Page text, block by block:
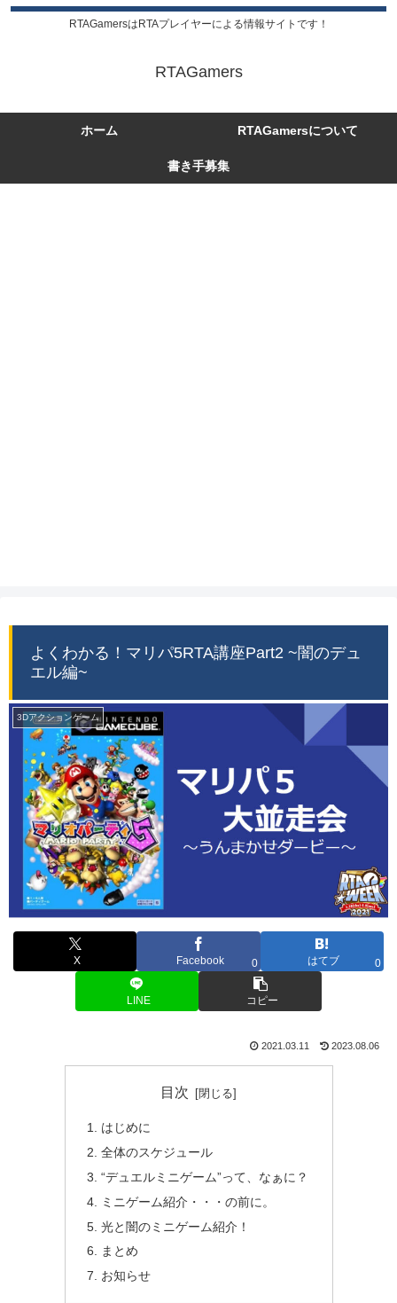
RTAGamersはRTAプレイヤーによる情報サイトです！
RTAGamers
ホーム RTAGamersについて
書き手募集
よくわかる！マリパ5RTA講座Part2 ~闇のデュ
エル編~
3Dアクションゲーム
X Facebook 0 はてブ 0
LINE コピー
2021.03.11 2023.08.06
目次
はじめに
全体のスケジュール
“デュエルミニゲーム”って、なぁに？
ミニゲーム紹介・・・の前に。
光と闇のミニゲーム紹介！
まとめ
お知らせ